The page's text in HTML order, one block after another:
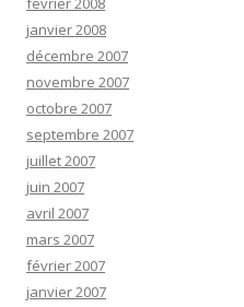
janvier 2008
décembre 2007
novembre 2007
octobre 2007
septembre 2007
juillet 2007
juin 2007
avril 2007
mars 2007
février 2007
janvier 2007